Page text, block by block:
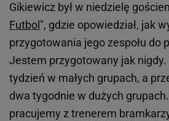
Gikiewicz był w niedzielę
Futbol ", gdzie opowiedział, jak
przygotowania jego zespołu do
Jestem przygotowany jak
tydzień w małych grupach, a
dwa tygodnie w dużych
pracujemy z trenerem